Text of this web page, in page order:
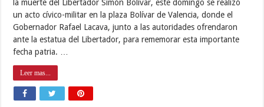
la muerte del Libertador Simón Bolívar, este domingo se realizó
un acto cívico-militar en la plaza Bolívar de Valencia, donde el
Gobernador Rafael Lacava, junto a las autoridades ofrendaron
ante la estatua del Libertador, para rememorar esta importante
fecha patria. …
Leer mas...